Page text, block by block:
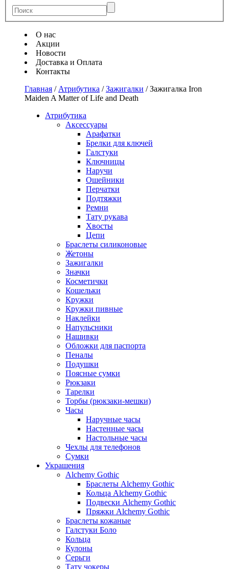
О нас
Акции
Новости
Доставка и Оплата
Контакты
Главная / Атрибутика /Зажигалки /Зажигалка Iron
Maiden A Matter of Life and Death
Атрибутика
Аксессуары
Арафатки
Брелки для ключей
Галстуки
Ключницы
Наручи
Ошейники
Перчатки
Подтяжки
Ремни
Тату рукава
Хвосты
Цепи
Браслеты силиконовые
Жетоны
Зажигалки
Значки
Косметички
Кошельки
Кружки
Кружки пивные
Наклейки
Напульсники
Нашивки
Обложки для паспорта
Пеналы
Подушки
Поясные сумки
Рюкзаки
Тарелки
Торбы (рюкзаки-мешки)
Часы
Наручные часы
Настенные часы
Настольные часы
Чехлы для телефонов
Сумки
Украшения
Alchemy Gothic
Браслеты Alchemy Gothic
Кольца Alchemy Gothic
Подвески Alchemy Gothic
Пряжки Alchemy Gothic
Браслеты кожаные
Галстуки Боло
Кольца
Кулоны
Серьги
Тату чокеры